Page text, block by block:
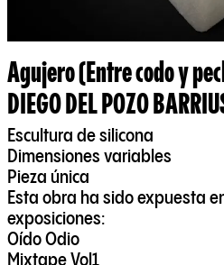
Agujero (Entre codo y
DIEGO DEL POZO
Escultura de silicona
Dimensiones variables
Pieza única
Esta obra ha sido expuesta
exposiciones:
Oído Odio